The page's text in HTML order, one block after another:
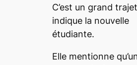
C’est un grand trajet
indique la nouvelle
étudiante.
Elle mentionne